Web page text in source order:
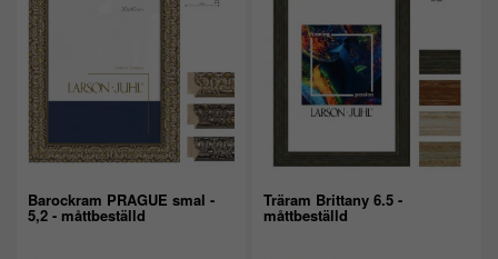
Barockram PRAGUE smal -
5,2 - måttbeställd
Träram Brittany 6.5 -
måttbeställd